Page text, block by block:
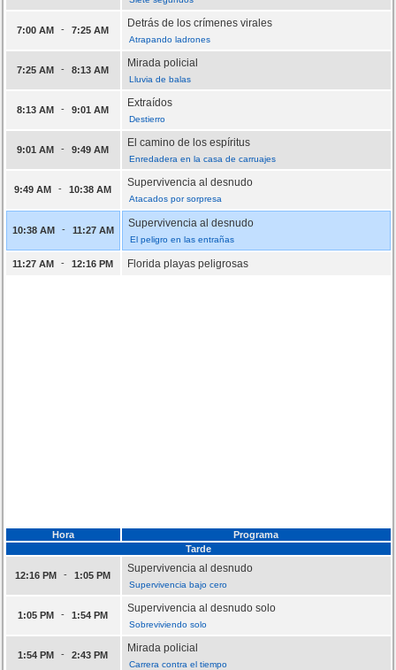
7:00 AM - 7:25 AM
Detrás de los crímenes virales
Atrapando ladrones
7:25 AM - 8:13 AM
Mirada policial
Lluvia de balas
8:13 AM - 9:01 AM
Extraídos
Destierro
9:01 AM - 9:49 AM
El camino de los espíritus
Enredadera en la casa de carruajes
9:49 AM - 10:38 AM
Supervivencia al desnudo
Atacados por sorpresa
10:38 AM - 11:27 AM
Supervivencia al desnudo
El peligro en las entrañas
11:27 AM - 12:16 PM Florida playas peligrosas
Hora
Programa
Tarde
12:16 PM - 1:05 PM
Supervivencia al desnudo
Supervivencia bajo cero
1:05 PM - 1:54 PM
Supervivencia al desnudo solo
Sobreviviendo solo
1:54 PM - 2:43 PM
Mirada policial
Carrera contra el tiempo